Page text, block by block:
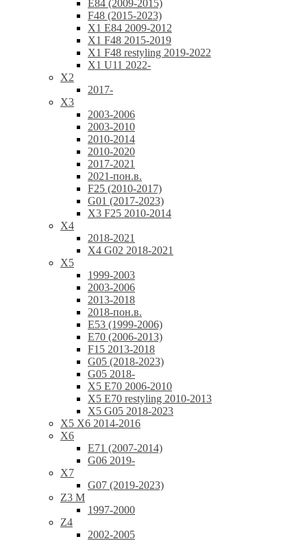
E84 (2009-2015)
F48 (2015-2023)
X1 E84 2009-2012
X1 F48 2015-2019
X1 F48 restyling 2019-2022
X1 U11 2022-
X2
2017-
X3
2003-2006
2003-2010
2010-2014
2010-2020
2017-2021
2021-пон.в.
F25 (2010-2017)
G01 (2017-2023)
X3 F25 2010-2014
X4
2018-2021
X4 G02 2018-2021
X5
1999-2003
2003-2006
2013-2018
2018-пон.в.
E53 (1999-2006)
E70 (2006-2013)
F15 2013-2018
G05 (2018-2023)
G05 2018-
X5 E70 2006-2010
X5 E70 restyling 2010-2013
X5 G05 2018-2023
X5 X6 2014-2016
X6
E71 (2007-2014)
G06 2019-
X7
G07 (2019-2023)
Z3 M
1997-2000
Z4
2002-2005